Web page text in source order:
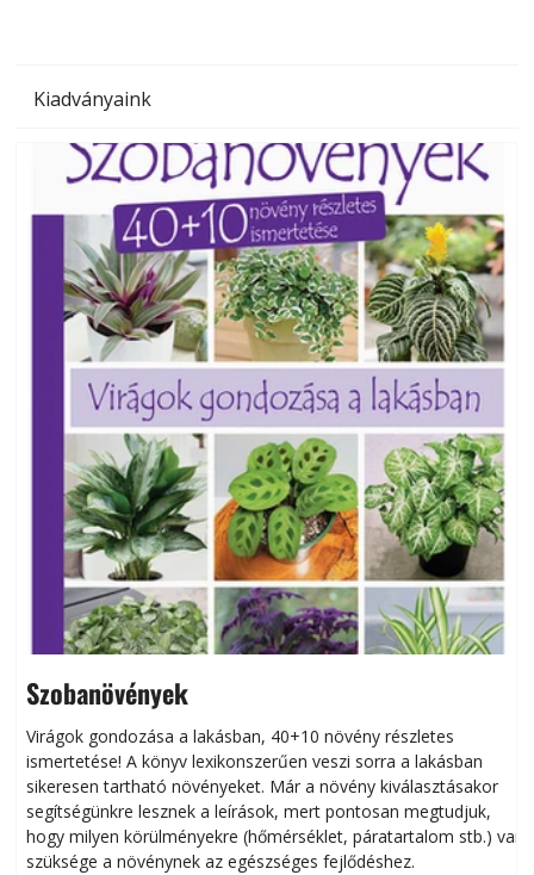
Kiadványaink
Szobanövények
Virágok gondozása a lakásban, 40+10 növény részletes
ismertetése! A könyv lexikonszerűen veszi sorra a lakásban
sikeresen tart­ha­tó növényeket. Már a növény kiválasztásakor
segítségünkre lesznek a leírások, mert pontosan megtudjuk,
hogy milyen körülményekre (hőmérséklet, páratartalom stb.) van
szüksége a növénynek az egészséges fejlődéshez.